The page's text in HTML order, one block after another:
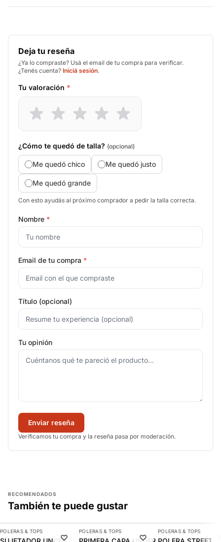
Deja tu reseña
¿Ya lo compraste? Usá el email de tu compra para verificar.
¿Tenés cuenta? Iniciá sesión.
Tu valoración *
¿Cómo te quedó de talla? (opcional)
Me quedó chico Me quedó justo
Me quedó grande
Con esto ayudás al próximo comprador a pedir la talla correcta.
Nombre *
Email de tu compra *
Título (opcional)
Tu opinión
Enviar reseña
Verificamos tu compra y la reseña pasa por moderación.
RECOMENDADOS
También te puede gustar
-9%
AGREGAR
POLERAS & TOPS -9%
AGREGAR
POLERAS & TOPS -11%
POLERAS & TOPS